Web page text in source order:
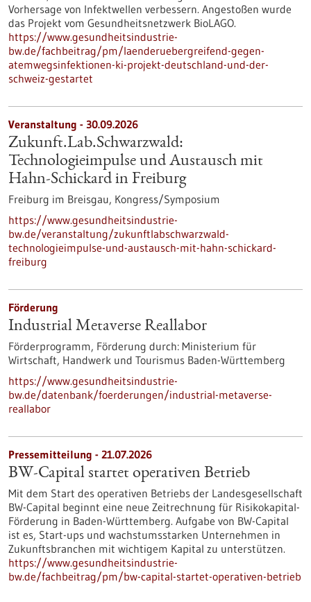
Vorhersage von Infektwellen verbessern. Angestoßen wurde
das Projekt vom Gesundheitsnetzwerk BioLAGO.
https://www.gesundheitsindustrie-
bw.de/fachbeitrag/pm/laenderuebergreifend-gegen-
atemwegsinfektionen-ki-projekt-deutschland-und-der-
schweiz-gestartet
Veranstaltung - 30.09.2026
Zukunft.Lab.Schwarzwald:
Technologieimpulse und Austausch mit
Hahn-Schickard in Freiburg
Freiburg im Breisgau, Kongress/Symposium
https://www.gesundheitsindustrie-
bw.de/veranstaltung/zukunftlabschwarzwald-
technologieimpulse-und-austausch-mit-hahn-schickard-
freiburg
Förderung
Industrial Metaverse Reallabor
Förderprogramm, Förderung durch: Ministerium für
Wirtschaft, Handwerk und Tourismus Baden-Württemberg
https://www.gesundheitsindustrie-
bw.de/datenbank/foerderungen/industrial-metaverse-
reallabor
Pressemitteilung - 21.07.2026
BW-Capital startet operativen Betrieb
Mit dem Start des operativen Betriebs der Landesgesellschaft
BW-Capital beginnt eine neue Zeitrechnung für Risikokapital-
Förderung in Baden-Württemberg. Aufgabe von BW-Capital
ist es, Start-ups und wachstumsstarken Unternehmen in
Zukunftsbranchen mit wichtigem Kapital zu unterstützen.
https://www.gesundheitsindustrie-
bw.de/fachbeitrag/pm/bw-capital-startet-operativen-betrieb